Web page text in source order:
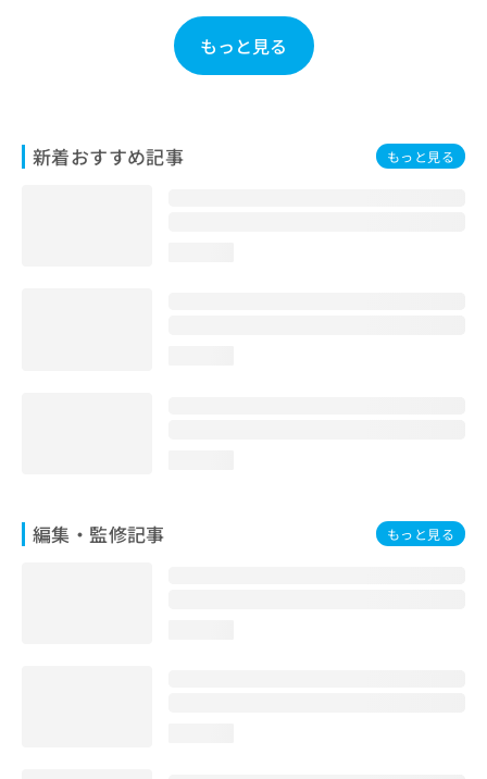
もっと見る
新着おすすめ記事 もっと見る
編集・監修記事 もっと見る
は
こ